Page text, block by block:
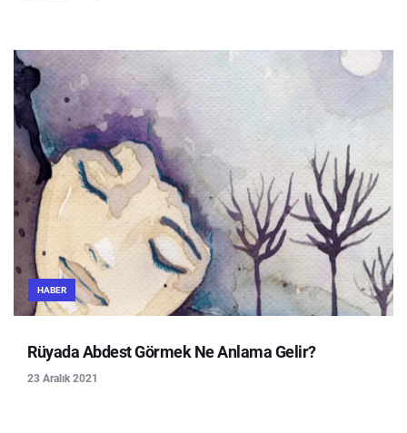
HABER
Rüyada Abdest Görmek Ne Anlama Gelir?
23 Aralık 2021